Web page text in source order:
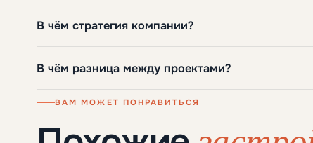
В чём стратегия компании?
В чём разница между проектами?
ВАМ МОЖЕТ ПОНРАВИТЬСЯ